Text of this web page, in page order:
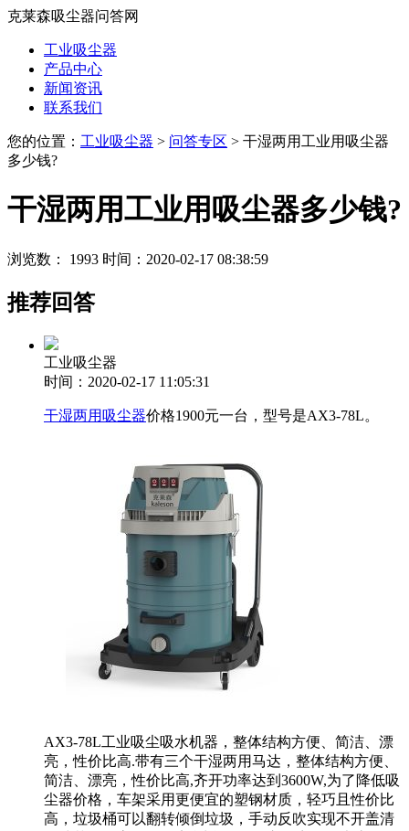
克莱森吸尘器问答网
工业吸尘器
产品中心
新闻资讯
联系我们
您的位置： 工业吸尘器 > 问答专区 > 干湿两用工业用吸尘器
多少钱?
干湿两用工业用吸尘器多少钱?
浏览数： 1993 时间：2020-02-17 08:38:59
推荐回答
工业吸尘器
时间：2020-02-17 11:05:31
干湿两用吸尘器价格1900元一台，型号是AX3-78L。
AX3-78L工业吸尘吸水机器，整体结构方便、简洁、漂
亮，性价比高.带有三个干湿两用马达，整体结构方便、
简洁、漂亮，性价比高,齐开功率达到3600W,为了降低吸
尘器价格，车架采用更便宜的塑钢材质，轻巧且性价比
高，垃圾桶可以翻转倾倒垃圾，手动反吹实现不开盖清